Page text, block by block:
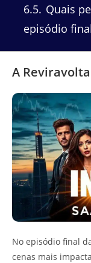
6.5 Quais
episódio
A
No episódio final
cenas mais